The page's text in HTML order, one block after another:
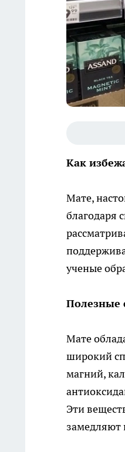
Как
Мате,
благодаря
ученые
Полезные
Мате
широкий
магний,
Эти
замедляют